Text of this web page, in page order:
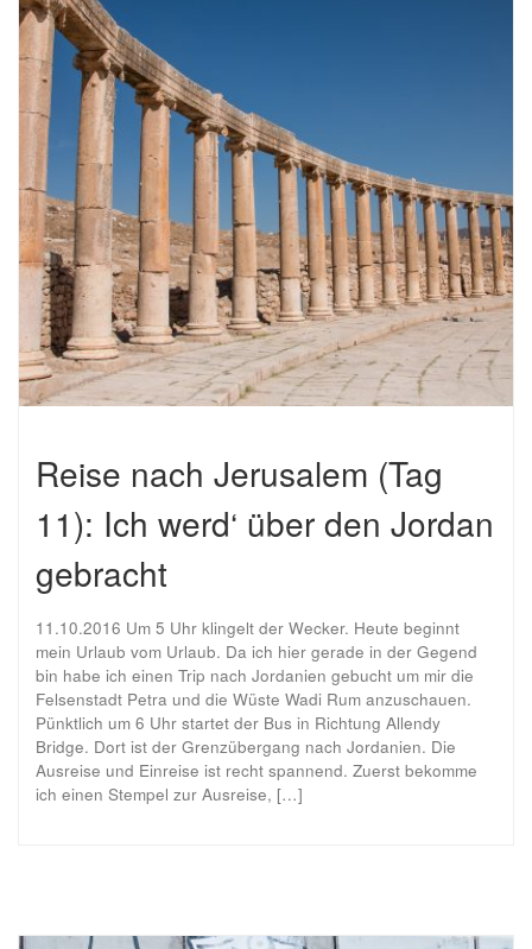
Reise nach Jerusalem (Tag
11): Ich werd‘ über den Jordan
gebracht
11.10.2016 Um 5 Uhr klingelt der Wecker. Heute beginnt
mein Urlaub vom Urlaub. Da ich hier gerade in der Gegend
bin habe ich einen Trip nach Jordanien gebucht um mir die
Felsenstadt Petra und die Wüste Wadi Rum anzuschauen.
Pünktlich um 6 Uhr startet der Bus in Richtung Allendy
Bridge. Dort ist der Grenzübergang nach Jordanien. Die
Ausreise und Einreise ist recht spannend. Zuerst bekomme
ich einen Stempel zur Ausreise, […]